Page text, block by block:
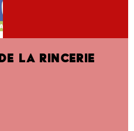
LA RINCERIE